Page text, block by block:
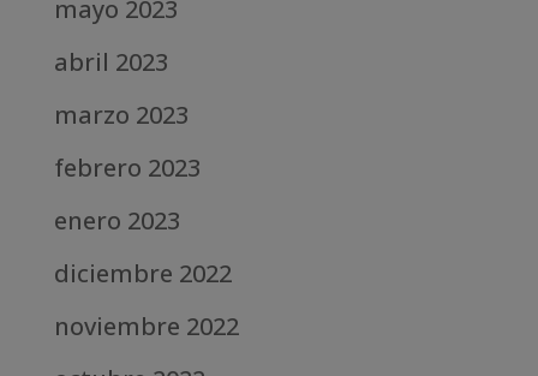
mayo 2023
abril 2023
marzo 2023
febrero 2023
enero 2023
diciembre 2022
noviembre 2022